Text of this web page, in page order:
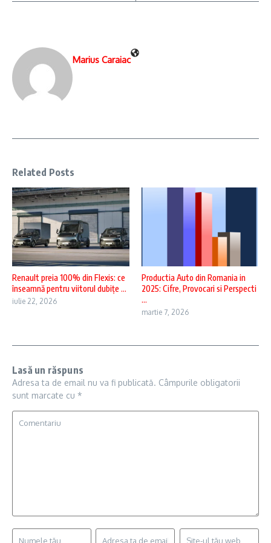
Marius Caraiac
Related Posts
Renault preia 100% din Flexis: ce
înseamnă pentru viitorul dubițe ...
iulie 22, 2026
Productia Auto din Romania in
2025: Cifre, Provocari si Perspecti
...
martie 7, 2026
Lasă un răspuns
Adresa ta de email nu va fi publicată. Câmpurile obligatorii
sunt marcate cu *